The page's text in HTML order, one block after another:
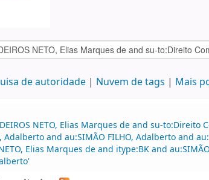
de autoridade Nuvem de tags Mais
NETO, Elias Marques de and su-to:Direito
and au:SIMÃO FILHO, Adalberto and
Elias Marques de and itype:BK and